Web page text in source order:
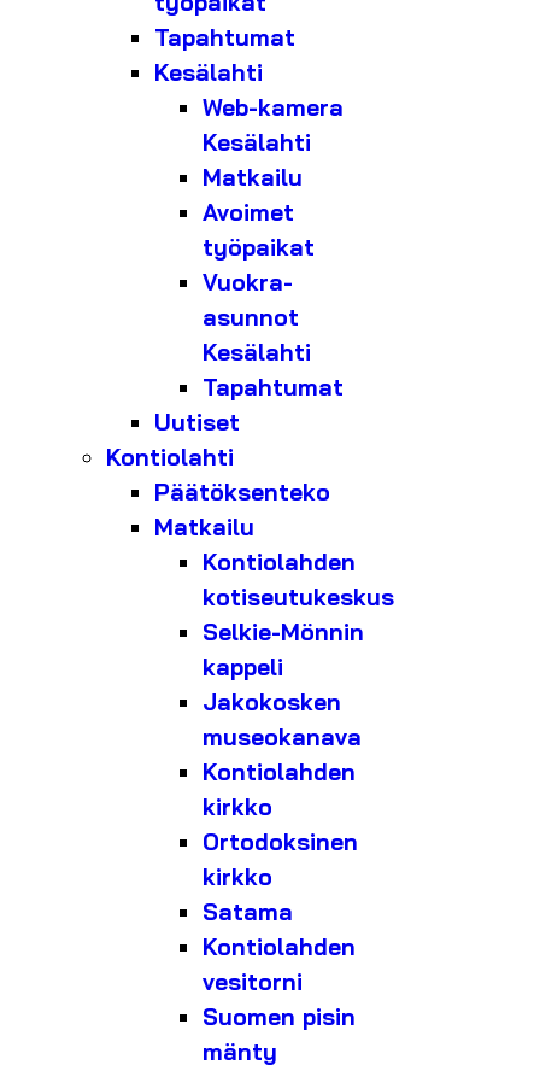
Tapahtumat
Kesälahti
Web-kamera
Kesälahti
Matkailu
Avoimet
työpaikat
Vuokra-
asunnot
Kesälahti
Tapahtumat
Uutiset
Kontiolahti
Päätöksenteko
Matkailu
Kontiolahden
kotiseutukeskus
Selkie-Mönnin
kappeli
Jakokosken
museokanava
Kontiolahden
kirkko
Ortodoksinen
kirkko
Satama
Kontiolahden
vesitorni
Suomen pisin
mänty